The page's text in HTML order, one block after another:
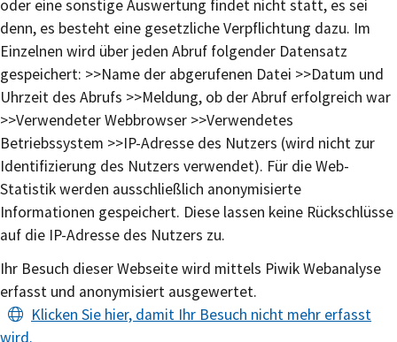
oder eine sonstige Auswertung findet nicht statt, es sei
denn, es besteht eine gesetzliche Verpflichtung dazu. Im
Einzelnen wird über jeden Abruf folgender Datensatz
gespeichert: >>Name der abgerufenen Datei >>Datum und
Uhrzeit des Abrufs >>Meldung, ob der Abruf erfolgreich war
>>Verwendeter Webbrowser >>Verwendetes
Betriebssystem >>IP-Adresse des Nutzers (wird nicht zur
Identifizierung des Nutzers verwendet). Für die Web-
Statistik werden ausschließlich anonymisierte
Informationen gespeichert. Diese lassen keine Rückschlüsse
auf die IP-Adresse des Nutzers zu.
Ihr Besuch dieser Webseite wird mittels Piwik Webanalyse
erfasst und anonymisiert ausgewertet.
Klicken Sie hier, damit Ihr Besuch nicht mehr erfasst
wird.